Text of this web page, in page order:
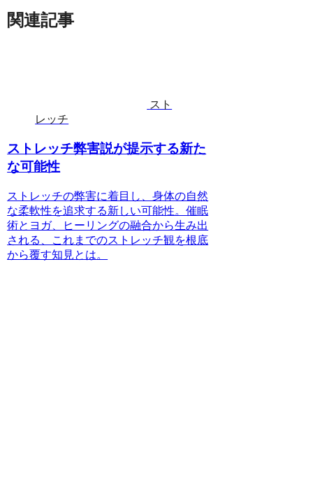
関連記事
スト
レッチ
ストレッチ弊害説が提示する新た
な可能性
ストレッチの弊害に着目し、身体の自然
な柔軟性を追求する新しい可能性。催眠
術とヨガ、ヒーリングの融合から生み出
される、これまでのストレッチ観を根底
から覆す知見とは。